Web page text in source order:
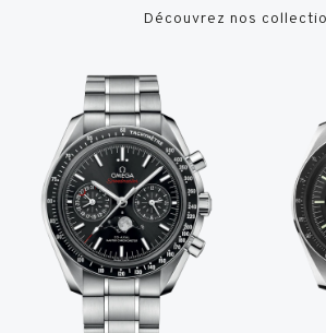
Découvrez nos